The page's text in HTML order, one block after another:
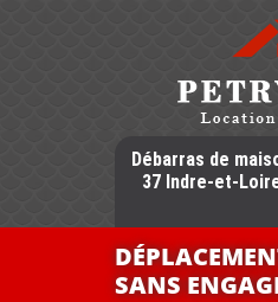
Débarras de
37 Indre-et-
SANS